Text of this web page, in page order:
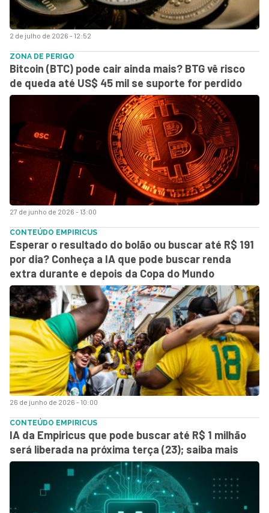
2 de julho de 2026 - 12:52
27 de junho de 2026 - 13:00
ZONA DE PERIGO
Bitcoin (BTC) pode cair ainda mais? BTG vê risco
de queda até US$ 45 mil se suporte for perdido
26 de junho de 2026 - 10:00
CONTEÚDO EMPIRICUS
Esperar o resultado do bolão ou buscar até R$ 191
por dia? Conheça a IA que pode buscar renda
extra durante e depois da Copa do Mundo
CONTEÚDO EMPIRICUS
IA da Empiricus que pode buscar até R$ 1 milhão
será liberada na próxima terça (23); saiba mais